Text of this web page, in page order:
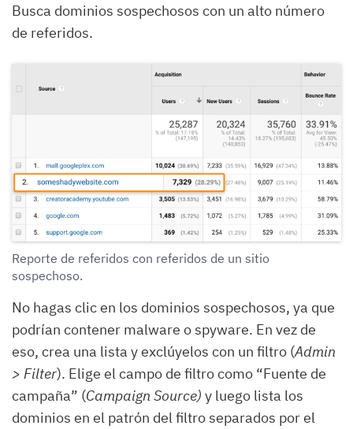
Busca dominios sospechosos con un alto número
de referidos.
Reporte de referidos con referidos de un sitio
sospechoso.
No hagas clic en los dominios sospechosos, ya que
podrían contener malware o spyware. En vez de
eso, crea una lista y exclúyelos con un filtro (Admin
> Filter). Elige el campo de filtro como “Fuente de
campaña” (Campaign Source) y luego lista los
dominios en el patrón del filtro separados por el